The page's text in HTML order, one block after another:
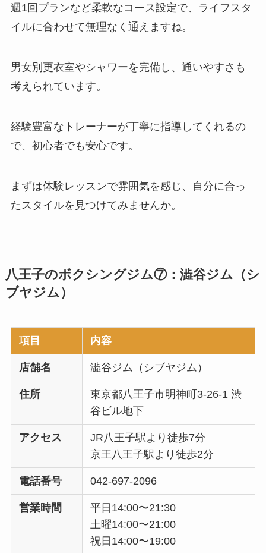
週1回プランなど柔軟なコース設定で、ライフスタ
イルに合わせて無理なく通えますね。
男女別更衣室やシャワーを完備し、通いやすさも
考えられています。
経験豊富なトレーナーが丁寧に指導してくれるの
で、初心者でも安心です。
まずは体験レッスンで雰囲気を感じ、自分に合っ
たスタイルを見つけてみませんか。
八王子のボクシングジム⑦：澁谷ジム（シ
ブヤジム）
項目 内容
店舗名 澁谷ジム（シブヤジム）
住所
東京都八王子市明神町3-26-1 渋
谷ビル地下
アクセス
JR八王子駅より徒歩7分
京王八王子駅より徒歩2分
電話番号 042-697-2096
営業時間
平日14:00〜21:30
土曜14:00〜21:00
祝日14:00〜19:00